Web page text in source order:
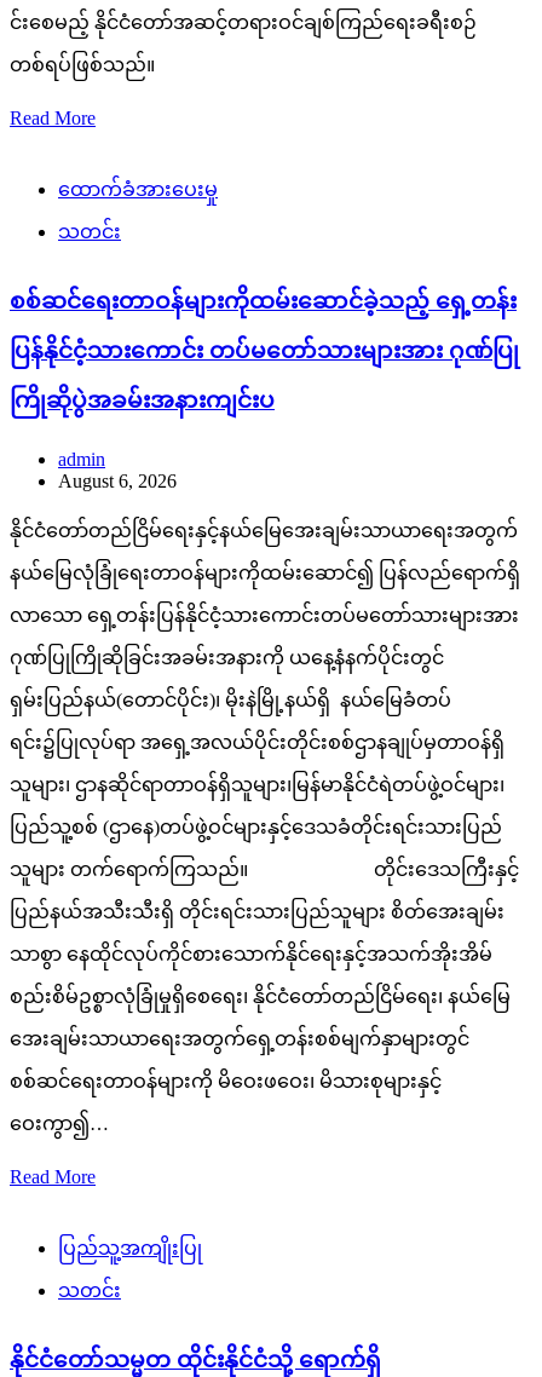
င်းစေမည့် နိုင်ငံတော်အဆင့်တရားဝင်ချစ်ကြည်ရေးခရီးစဉ်
တစ်ရပ်ဖြစ်သည်။
Read More
ထောက်ခံအားပေးမှု
သတင်း
စစ်ဆင်ရေးတာဝန်များကိုထမ်းဆောင်ခဲ့သည့် ရှေ့တန်း
ပြန်နိုင်ငံ့သားကောင်း တပ်မတော်သားများအား ဂုဏ်ပြု
ကြိုဆိုပွဲအခမ်းအနားကျင်းပ
admin
August 6, 2026
နိုင်ငံတော်တည်ငြိမ်ရေးနှင့်နယ်မြေအေးချမ်းသာယာရေးအတွက်
နယ်မြေလုံခြုံရေးတာဝန်များကိုထမ်းဆောင်၍ ပြန်လည်ရောက်ရှိ
လာသော ရှေ့တန်းပြန်နိုင်ငံ့သားကောင်းတပ်မတော်သားများအား
ဂုဏ်ပြုကြိုဆိုခြင်းအခမ်းအနားကို ယနေ့နံနက်ပိုင်းတွင်
ရှမ်းပြည်နယ်(တောင်ပိုင်း)၊ မိုးနဲမြို့နယ်ရှိ နယ်မြေခံတပ်
ရင်း၌ပြုလုပ်ရာ အရှေ့အလယ်ပိုင်းတိုင်းစစ်ဌာနချုပ်မှတာဝန်ရှိ
သူများ၊ ဌာနဆိုင်ရာတာဝန်ရှိသူများ၊မြန်မာနိုင်ငံရဲတပ်ဖွဲ့ဝင်များ၊
ပြည်သူ့စစ် (ဌာနေ)တပ်ဖွဲ့ဝင်များနှင့်ဒေသခံတိုင်းရင်းသားပြည်
သူများ တက်ရောက်ကြသည်။ တိုင်းဒေသကြီးနှင့်
ပြည်နယ်အသီးသီးရှိ တိုင်းရင်းသားပြည်သူများ စိတ်အေးချမ်း
သာစွာ နေထိုင်လုပ်ကိုင်စားသောက်နိုင်ရေးနှင့်အသက်အိုးအိမ်
စည်းစိမ်ဥစ္စာလုံခြုံမှုရှိစေရေး၊ နိုင်ငံတော်တည်ငြိမ်ရေး၊ နယ်မြေ
အေးချမ်းသာယာရေးအတွက်ရှေ့တန်းစစ်မျက်နှာများတွင်
စစ်ဆင်ရေးတာဝန်များကို မိဝေးဖဝေး၊ မိသားစုများနှင့်
ဝေးကွာ၍…
Read More
ပြည်သူ့အကျိုးပြု
သတင်း
နိုင်ငံတော်သမ္မတ ထိုင်းနိုင်ငံသို့ ရောက်ရှိ